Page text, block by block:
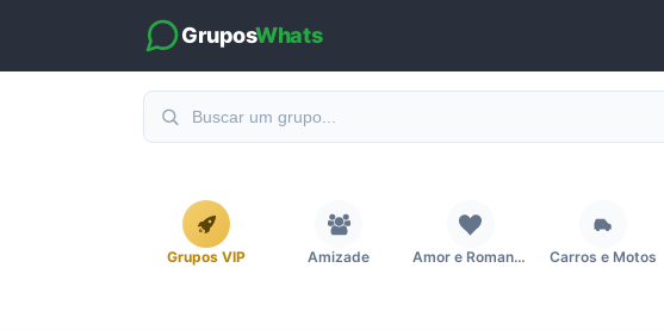
GruposWhats
Grupos VIP Amizade Amor e Romance Carros e Motos